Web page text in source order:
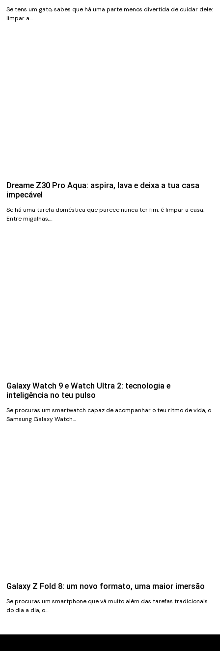
Se tens um gato, sabes que há uma parte menos divertida de cuidar dele:
limpar a…
Dreame Z30 Pro Aqua: aspira, lava e deixa a tua casa
impecável
Se há uma tarefa doméstica que parece nunca ter fim, é limpar a casa.
Entre migalhas,…
Galaxy Watch 9 e Watch Ultra 2: tecnologia e
inteligência no teu pulso
Se procuras um smartwatch capaz de acompanhar o teu ritmo de vida, o
Samsung Galaxy Watch…
Galaxy Z Fold 8: um novo formato, uma maior imersão
Se procuras um smartphone que vá muito além das tarefas tradicionais
do dia a dia, o…